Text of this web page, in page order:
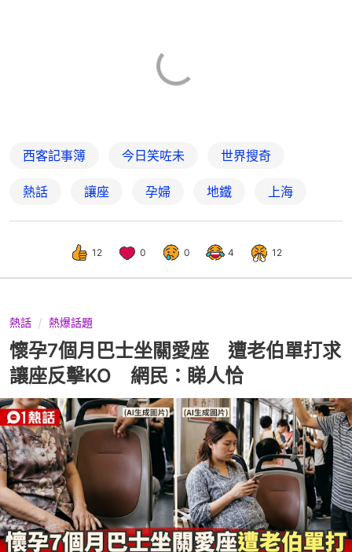
西客記事簿 今日笑咗未 世界搜奇
熱話 讓座 孕婦 地鐵 上海
12 0 0 4 12
熱話 熱爆話題
懷孕7個月巴士坐關愛座 遭老伯單打求
讓座反擊KO 網民：睇人恰